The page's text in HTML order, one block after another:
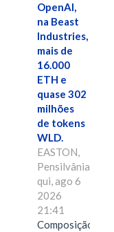
OpenAI,
na Beast
Industries,
mais de
16.000
ETH e
quase 302
milhões
de tokens
WLD.
EASTON,
Pensilvânia,
qui, ago 6
2026
21:41
Composição